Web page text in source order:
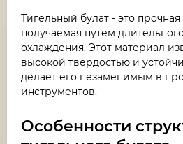
Тигельный булат - это прочная
получаемая путем
охлаждения. Этот материал
высокой твердостью и
делает его незаменимым в
инструментов.
Особенности